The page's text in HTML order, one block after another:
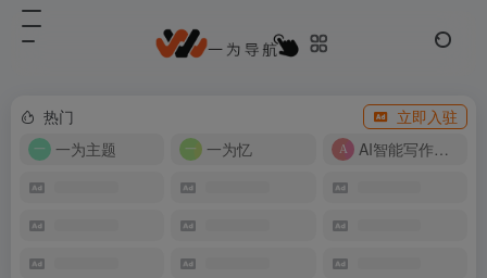
热门
立即入驻
一为主题
一为忆 AI智能写作工具